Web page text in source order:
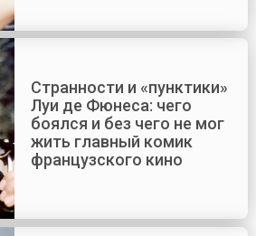
Странности и «пунктики»
Луи де Фюнеса: чего
боялся и без чего не мог
жить главный комик
французского кино